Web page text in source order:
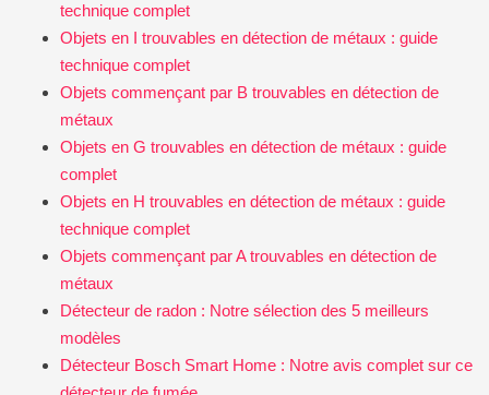
technique complet
Objets en I trouvables en détection de métaux : guide
technique complet
Objets commençant par B trouvables en détection de
métaux
Objets en G trouvables en détection de métaux : guide
complet
Objets en H trouvables en détection de métaux : guide
technique complet
Objets commençant par A trouvables en détection de
métaux
Détecteur de radon : Notre sélection des 5 meilleurs
modèles
Détecteur Bosch Smart Home : Notre avis complet sur ce